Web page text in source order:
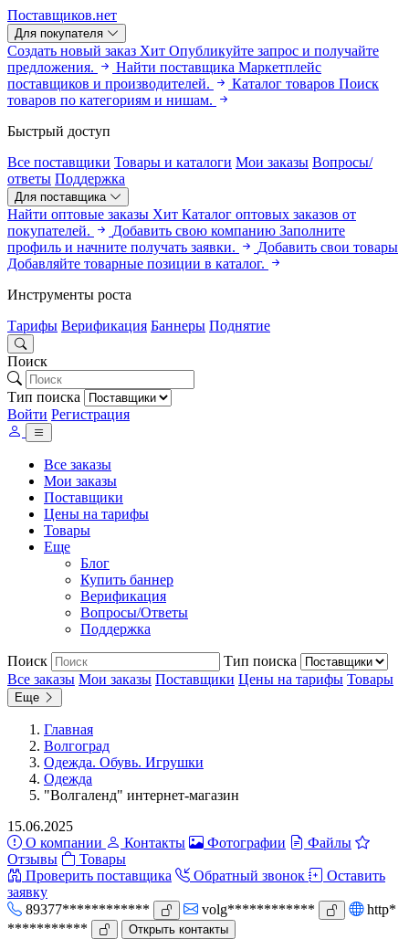
Поставщиков.нет
Для покупателя
Создать новый заказ Хит Опубликуйте запрос и получайте
предложения.
Найти поставщика Маркетплейс
поставщиков и производителей.
Каталог товаров Поиск
товаров по категориям и нишам.
Быстрый доступ
Все поставщики Товары и каталоги Мои заказы Вопросы/
ответы Поддержка
Для поставщика
Найти оптовые заказы Хит Каталог оптовых заказов от
покупателей.
Добавить свою компанию Заполните
профиль и начните получать заявки.
Добавить свои товары
Добавляйте товарные позиции в каталог.
Инструменты роста
Тарифы Верификация Баннеры Поднятие
Поиск
Тип поиска
Войти Регистрация
Все заказы
Мои заказы
Поставщики
Цены на тарифы
Товары
Еще
Блог
Купить баннер
Верификация
Вопросы/Ответы
Поддержка
Поиск
Тип поиска
Все заказы Мои заказы Поставщики Цены на тарифы Товары
Еще
Главная
Волгоград
Одежда. Обувь. Игрушки
Одежда
"Волгаленд" интернет-магазин
15.06.2025
О компании
Контакты Фотографии
Файлы
Отзывы
Товары
Проверить поставщика
Обратный звонок
Оставить
заявку
89377************
volg************
http*
***********
Открыть контакты